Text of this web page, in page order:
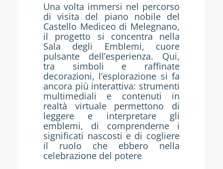
Una volta immersi nel percorso
di visita del piano nobile del
Castello Mediceo di Melegnano,
il progetto si concentra nella
Sala degli Emblemi, cuore
pulsante dell’esperienza. Qui,
tra simboli e raffinate
decorazioni, l’esplorazione si fa
ancora più interattiva: strumenti
multimediali e contenuti in
realtà virtuale permettono di
leggere e interpretare gli
emblemi, di comprenderne i
significati nascosti e di cogliere
il ruolo che ebbero nella
celebrazione del potere